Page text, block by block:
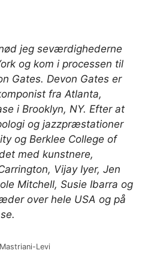
jeg seværdighederne
og kom i processen til
Gates. Devon Gates er
fra Atlanta,
i Brooklyn, NY. Efter at
og jazzpræstationer
og Berklee College of
med kunstnere,
Vijay Iyer, Jen
Mitchell, Susie Ibarra og
over hele USA og på
Levi